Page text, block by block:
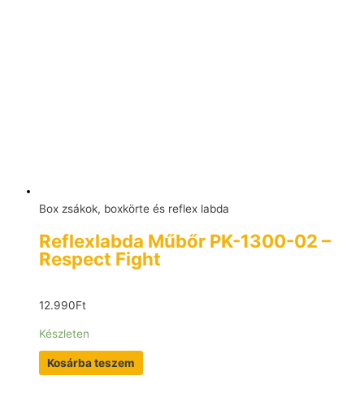
Box zsákok, boxkörte és reflex labda
Reflexlabda Műbőr PK-1300-02 –
Respect Fight
12.990Ft
Készleten
Kosárba teszem